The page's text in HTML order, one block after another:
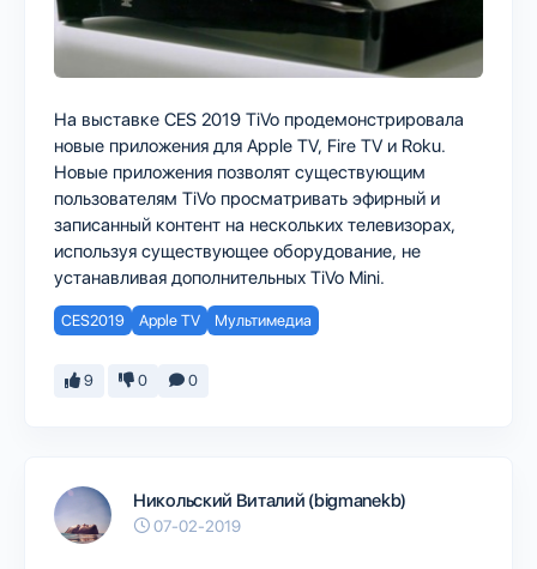
На выставке CES 2019 TiVo продемонстрировала
новые приложения для Apple TV, Fire TV и Roku.
Новые приложения позволят существующим
пользователям TiVo просматривать эфирный и
записанный контент на нескольких телевизорах,
используя существующее оборудование, не
устанавливая дополнительных TiVo Mini.
CES2019 Apple TV Мультимедиа
9 0 0
Никольский Виталий (bigmanekb)
07-02-2019